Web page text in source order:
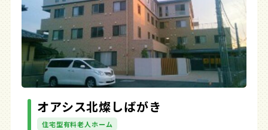
オアシス北燦しばがき
住宅型有料老人ホーム